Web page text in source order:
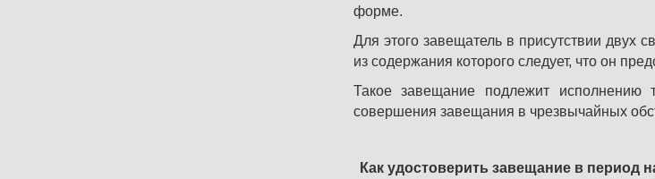
форме.
Для этого завещатель в присутствии двух
из содержания которого следует, что он
Такое завещание подлежит исполнению
совершения завещания в чрезвычайных
Как удостоверить завещание в период